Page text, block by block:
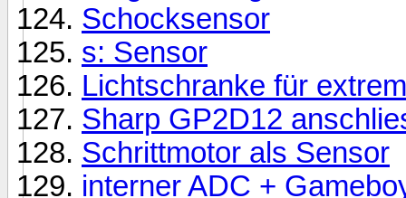
Schocksensor
s: Sensor
Lichtschranke für
Sharp GP2D12
Schrittmotor als Sensor
interner ADC +